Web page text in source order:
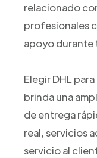
relacionado
profesionales
apoyo durante
Elegir DHL
brinda una
de entrega
real, servicios
servicio al